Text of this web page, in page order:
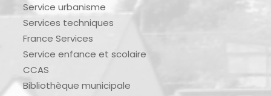
Service urbanisme
Services techniques
France Services
Service enfance et scolaire
CCAS
Bibliothèque municipale